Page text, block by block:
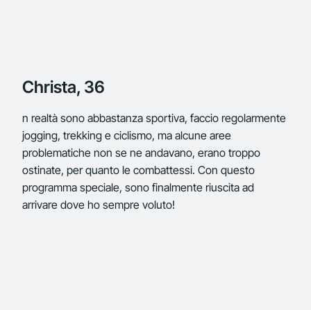
Christa, 36
n realtà sono abbastanza sportiva, faccio regolarmente
jogging, trekking e ciclismo, ma alcune aree
problematiche non se ne andavano, erano troppo
ostinate, per quanto le combattessi. Con questo
programma speciale, sono finalmente riuscita ad
arrivare dove ho sempre voluto!